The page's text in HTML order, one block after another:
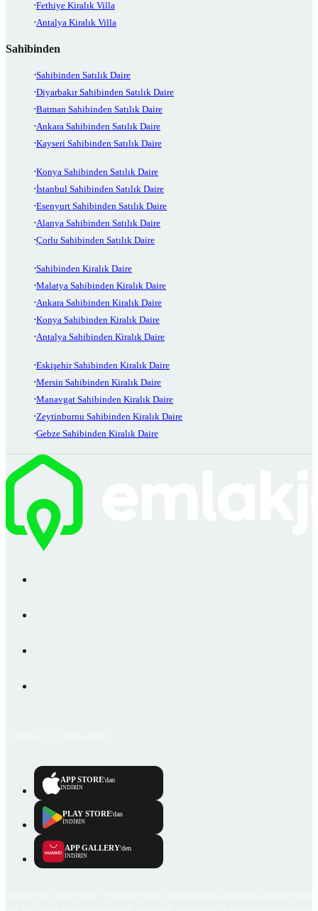
Fethiye Kiralık Villa
Antalya Kiralık Villa
Sahibinden
Sahibinden Satılık Daire
Diyarbakır Sahibinden Satılık Daire
Batman Sahibinden Satılık Daire
Ankara Sahibinden Satılık Daire
Kayseri Sahibinden Satılık Daire
Konya Sahibinden Satılık Daire
İstanbul Sahibinden Satılık Daire
Esenyurt Sahibinden Satılık Daire
Alanya Sahibinden Satılık Daire
Çorlu Sahibinden Satılık Daire
Sahibinden Kiralık Daire
Malatya Sahibinden Kiralık Daire
Ankara Sahibinden Kiralık Daire
Konya Sahibinden Kiralık Daire
Antalya Sahibinden Kiralık Daire
Eskişehir Sahibinden Kiralık Daire
Mersin Sahibinden Kiralık Daire
Manavgat Sahibinden Kiralık Daire
Zeytinburnu Sahibinden Kiralık Daire
Gebze Sahibinden Kiralık Daire
APP STORE'dan
İNDİRİN
PLAY STORE'dan
İNDİRİN
APP GALLERY'den
İNDİRİN